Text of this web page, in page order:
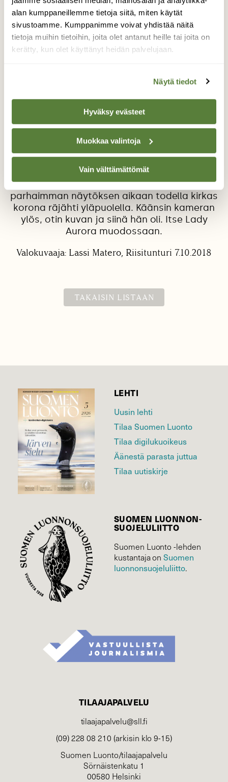
alan kumppaneillemme tietoja siitä, miten käytät
sivustoamme. Kumppanimme voivat yhdistää näitä
tietoja muihin tietoihin, joita olet antanut heille tai joita on
kerätty, kun olet käyttänyt heidän palvelujaan.
Näytä tiedot
Hyväksy evästeet
Muokkaa valintoja
Vain välttämättömät
Revontulikyttääjänä ja asiaa paljon
seuranneena osasin odottaa todella kovaa
näytöstä tälle illalle. Ajelin Jyväskylästä
Kuusamoon tutun mökille ja koska noilla
korkeuksilla tulet näkyvät muuallakin kuin
pohjoistaivaalla, paikaksi valikoitui
Riisitunturin huippu. Näytös oli uskomaton ja
parhaimman näytöksen aikaan todella kirkas
korona räjähti yläpuolella. Käänsin kameran
ylös, otin kuvan ja siinä hän oli. Itse Lady
Aurora muodossaan.
Valokuvaaja: Lassi Matero, Riisitunturi 7.10.2018
TAKAISIN LISTAAN
LEHTI
Uusin lehti
Tilaa Suomen Luonto
Tilaa digilukuoikeus
Äänestä parasta juttua
Tilaa uutiskirje
SUOMEN LUONNON­
SUOJELU­LIITTO
Suomen Luonto -lehden
kustantaja onSuomen
luonnonsuojelu­liitto.
TILAAJAPALVELU
tilaajapalvelu@sll.fi
(09) 228 08 210 (arkisin klo 9-15)
Suomen Luonto/tilaajapalvelu
Sörnäistenkatu 1
00580 Helsinki